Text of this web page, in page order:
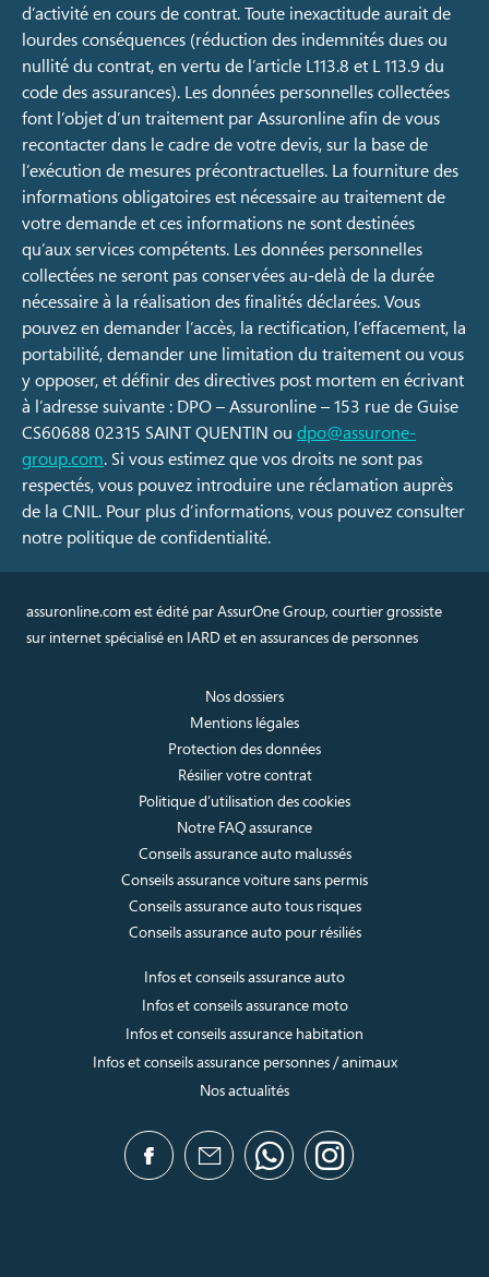
d’activité en cours de contrat. Toute inexactitude aurait de
lourdes conséquences (réduction des indemnités dues ou
nullité du contrat, en vertu de l’article L113.8 et L 113.9 du
code des assurances). Les données personnelles collectées
font l’objet d’un traitement par Assuronline afin de vous
recontacter dans le cadre de votre devis, sur la base de
l’exécution de mesures précontractuelles. La fourniture des
informations obligatoires est nécessaire au traitement de
votre demande et ces informations ne sont destinées
qu’aux services compétents. Les données personnelles
collectées ne seront pas conservées au-delà de la durée
nécessaire à la réalisation des finalités déclarées. Vous
pouvez en demander l’accès, la rectification, l’effacement, la
portabilité, demander une limitation du traitement ou vous
y opposer, et définir des directives post mortem en écrivant
à l’adresse suivante : DPO – Assuronline – 153 rue de Guise
CS60688 02315 SAINT QUENTIN ou dpo@assurone-
group.com. Si vous estimez que vos droits ne sont pas
respectés, vous pouvez introduire une réclamation auprès
de la CNIL. Pour plus d’informations, vous pouvez consulter
notre politique de confidentialité.
assuronline.com est édité par AssurOne Group, courtier grossiste
sur internet spécialisé en IARD et en assurances de personnes
Nos dossiers
Mentions légales
Protection des données
Résilier votre contrat
Politique d’utilisation des cookies
Notre FAQ assurance
Conseils assurance auto malussés
Conseils assurance voiture sans permis
Conseils assurance auto tous risques
Conseils assurance auto pour résiliés
Infos et conseils assurance auto
Infos et conseils assurance moto
Infos et conseils assurance habitation
Infos et conseils assurance personnes / animaux
Nos actualités